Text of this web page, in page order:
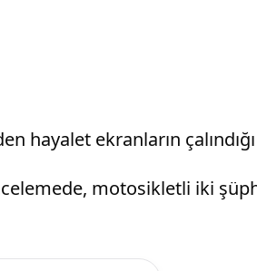
ekranların
motosikletli iki